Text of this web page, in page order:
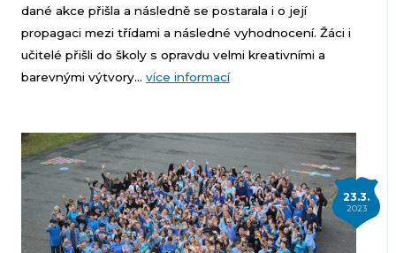
dané akce přišla a následně se postarala i o její
propagaci mezi třídami a následné vyhodnocení. Žáci i
učitelé přišli do školy s opravdu velmi kreativními a
barevnými výtvory... více informací
23.3.
2023